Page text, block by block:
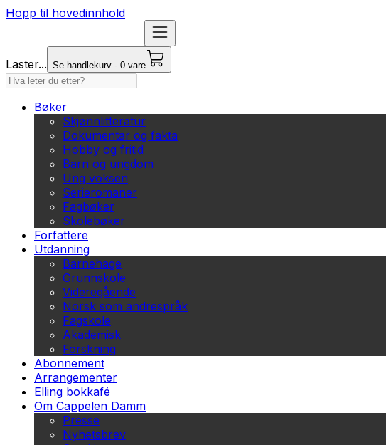
Hopp til hovedinnhold
Laster... Se handlekurv - 0 vare
Bøker
Skjønnlitteratur
Dokumentar og fakta
Hobby og fritid
Barn og ungdom
Ung voksen
Serieromaner
Fagbøker
Skolebøker
Forfattere
Utdanning
Barnehage
Grunnskole
Videregående
Norsk som andrespråk
Fagskole
Akademisk
Forskning
Abonnement
Arrangementer
Elling bokkafé
Om Cappelen Damm
Presse
Nyhetsbrev